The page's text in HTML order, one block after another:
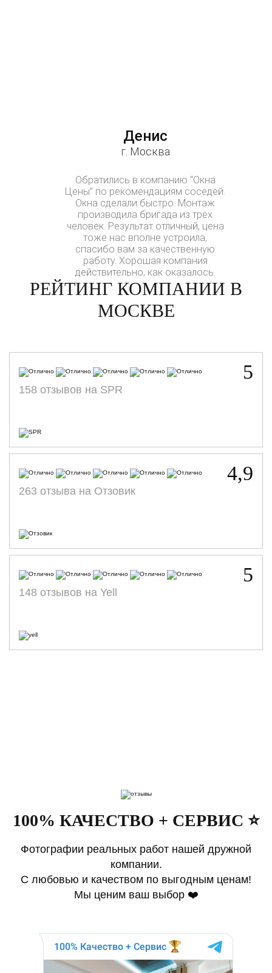
Денис
г. Москва
Обратились в компанию “Окна
Цены” по рекомендациям соседей.
Окна сделали быстро. Монтаж
производила бригада из трёх
человек. Результат отличный, цена
тоже нас вполне устроила,
спасибо вам за качественную
работу. Хорошая компания
действительно, как оказалось.
РЕЙТИНГ КОМПАНИИ В
МОСКВЕ
5
158 отзывов на SPR
4,9
263 отзыва на Отзовик
5
148 отзывов на Yell
100% КАЧЕСТВО + СЕРВИС ⭐️
Фотографии реальных работ нашей дружной
компании.
С любовью и качеством по выгодным ценам!
Мы ценим ваш выбор ❤️